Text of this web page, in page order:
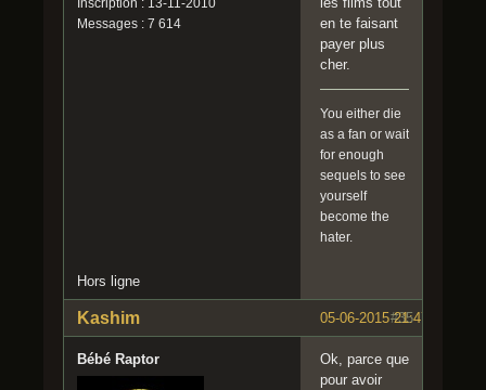
Inscription : 13-11-2010
Messages : 7 614
en te faisant
payer plus
cher.
You either die
as a fan or wait
for enough
sequels to see
yourself
become the
hater.
Hors ligne
#35
05-06-2015 21:47:44
Kashim
Bébé Raptor
Ok, parce que
pour avoir